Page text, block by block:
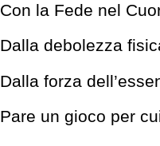
Con la Fede nel
Dalla debolezza
Dalla forza
Pare un gioco per